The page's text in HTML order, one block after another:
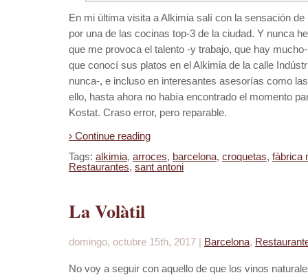
En mi última visita a Alkimia salí con la sensación
por una de las cocinas top-3 de la ciudad. Y nunca
que me provoca el talento -y trabajo, que hay
que conocí sus platos en el Alkimia de la calle
nunca-, e incluso en interesantes asesorías como
ello, hasta ahora no había encontrado el momento
Kostat. Craso error, pero reparable.
› Continue reading
Tags: alkimia, arroces, barcelona, croquetas, fàbrica
Restaurantes, sant antoni
La Volàtil
domingo, octubre 15th, 2017 | Barcelona,
No voy a seguir con aquello de que los vinos